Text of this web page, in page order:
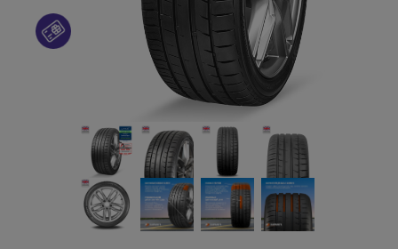
Кокшетау
Кызылорда
Петропавловск